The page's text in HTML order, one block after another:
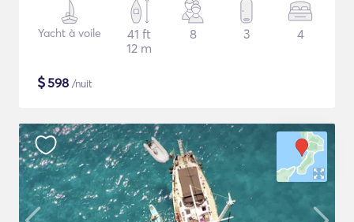
Yacht à voile
41 ft
12 m
8 3 4
$598 /nuit